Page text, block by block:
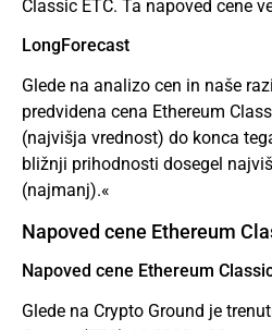
Classic ETC. Ta napoved cene
LongForecast
Glede na analizo cen in naše
predvidena cena Ethereum
(najvišja vrednost) do konca
bližnji prihodnosti dosegel
(najmanj).«
Napoved cene Ethereum
Napoved cene Ethereum
Glede na Crypto Ground je